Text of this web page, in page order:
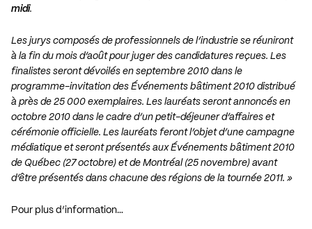
midi.
Les jurys composés de professionnels de l’industrie se réuniront
à la fin du mois d’août pour juger des candidatures reçues. Les
finalistes seront dévoilés en septembre 2010 dans le
programme-invitation des Événements bâtiment 2010 distribué
à près de 25 000 exemplaires. Les lauréats seront annoncés en
octobre 2010 dans le cadre d’un petit-déjeuner d’affaires et
cérémonie officielle. Les lauréats feront l’objet d’une campagne
médiatique et seront présentés aux Événements bâtiment 2010
de Québec (27 octobre) et de Montréal (25 novembre) avant
d’être présentés dans chacune des régions de la tournée 2011. »
Pour plus d’information…